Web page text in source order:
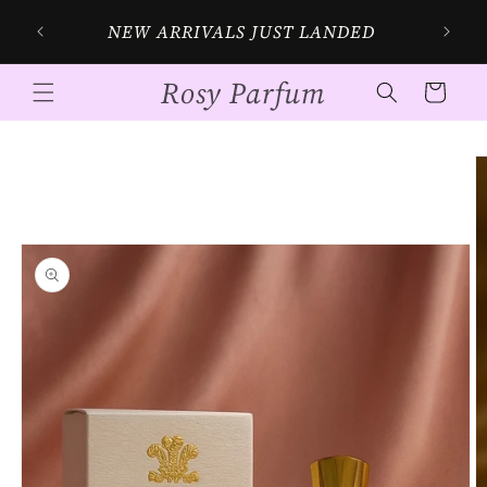
content
NEW ARRIVALS JUST LANDED
Rosy Parfum Cart